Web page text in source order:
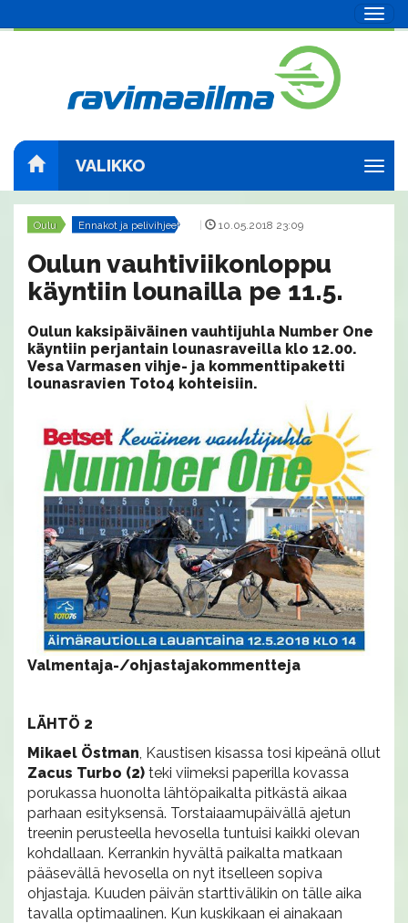
VALIKKO
Oulu Ennakot ja pelivihjeet 10.05.2018 23:09
Oulun vauhtiviikonloppu
käyntiin lounailla pe 11.5.
Oulun kaksipäiväinen vauhtijuhla Number One
käyntiin perjantain lounasraveilla klo 12.00.
Vesa Varmasen vihje- ja kommenttipaketti
lounasravien Toto4 kohteisiin.
Valmentaja-/ohjastajakommentteja
LÄHTÖ 2
Mikael Östman, Kaustisen kisassa tosi kipeänä ollut
Zacus Turbo (2) teki viimeksi paperilla kovassa
porukassa huonolta lähtöpaikalta pitkästä aikaa
parhaan esityksensä. Torstaiaamupäivällä ajetun
treenin perusteella hevosella tuntuisi kaikki olevan
kohdallaan. Kerrankin hyvältä paikalta matkaan
pääsevällä hevosella on nyt itselleen sopiva
ohjastaja. Kuuden päivän starttivälikin on tälle aika
tavalla optimaalinen. Kun kuskikaan ei ainakaan